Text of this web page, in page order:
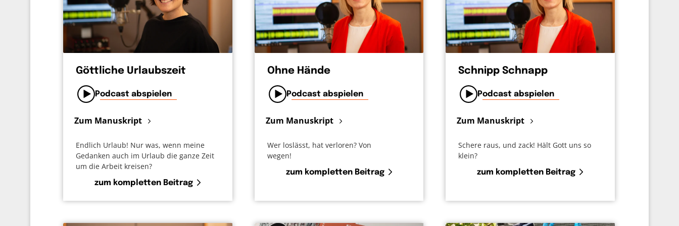
Göttliche Urlaubszeit
Podcast abspielen
Zum Manuskript
Endlich Urlaub! Nur was, wenn meine
Gedanken auch im Urlaub die ganze Zeit
um die Arbeit kreisen?
zum kompletten Beitrag
Ohne Hände
Podcast abspielen
Zum Manuskript
Wer loslässt, hat verloren? Von
wegen!
zum kompletten Beitrag
Schnipp Schnapp
Podcast abspielen
Zum Manuskript
Schere raus, und zack! Hält Gott uns so
klein?
zum kompletten Beitrag